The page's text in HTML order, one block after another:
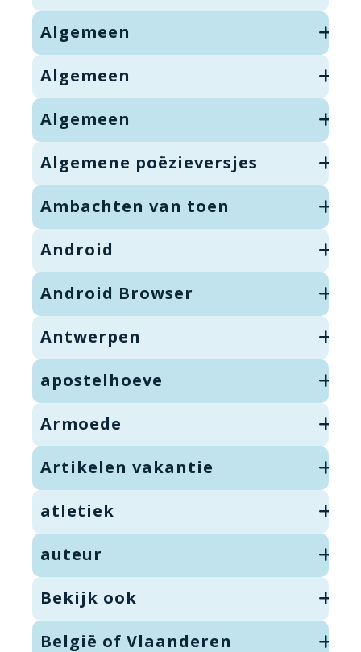
Algemeen
Algemeen
Algemeen
Algemene poëzieversjes
Ambachten van toen
Android
Android Browser
Antwerpen
apostelhoeve
Armoede
Artikelen vakantie
atletiek
auteur
Bekijk ook
België of Vlaanderen